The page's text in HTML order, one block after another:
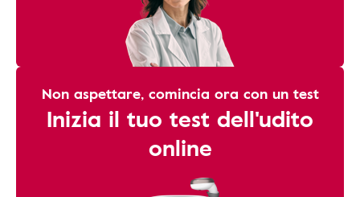
Non aspettare, comincia ora con un test
Inizia il tuo test dell'udito
online